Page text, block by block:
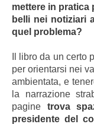
mettere in pratica
belli nei notiziari
quel problema?
Il libro da un certo
per orientarsi nei
ambientata, e
la narrazione
pagine trova
presidente del